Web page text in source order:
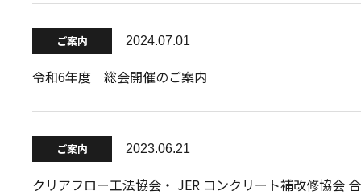
ご案内 2024.07.01
令和6年度 総会開催のご案内
ご案内 2023.06.21
クリアフロー工法協会・ JER コンクリート補改修協会